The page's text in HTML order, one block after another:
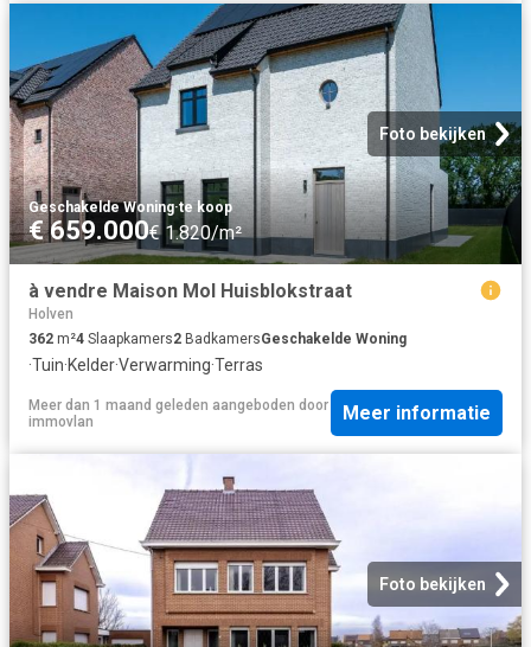
Foto bekijken
Geschakelde Woning·te koop
€ 659.000€ 1.820/m²
à vendre Maison Mol Huisblokstraat
Holven
362 m²4 Slaapkamers2 BadkamersGeschakelde Woning
·Tuin·Kelder·Verwarming·Terras
Meer dan 1 maand geleden aangeboden door
immovlan
Meer informatie
Foto bekijken